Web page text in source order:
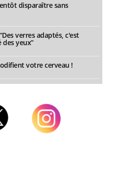
disparaître sans
verres adaptés, c'est
yeux”
votre cerveau !